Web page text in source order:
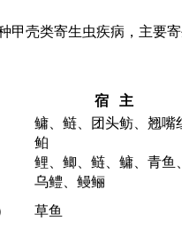
甲壳类寄生虫疾病，主要
宿 主
鳙、鲢、团头鲂、翘嘴
鲌
鲤、鲫、鲢、鳙、青鱼、
乌鳢、鳗鲡
草鱼